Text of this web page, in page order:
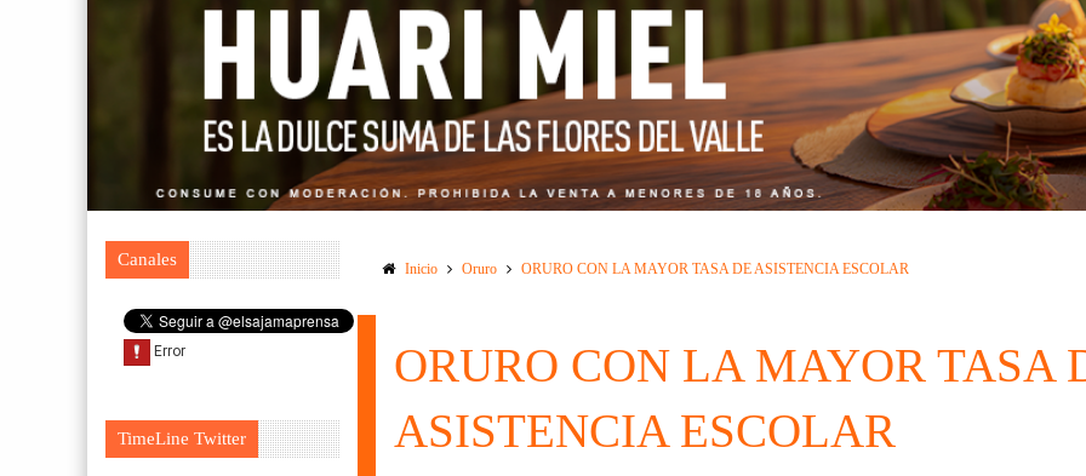
Canales
TimeLine Twitter
Inicio Oruro ORURO CON LA MAYOR TASA DE ASISTENCIA ESCOLAR
ORURO CON LA MAYOR TASA
ASISTENCIA ESCOLAR